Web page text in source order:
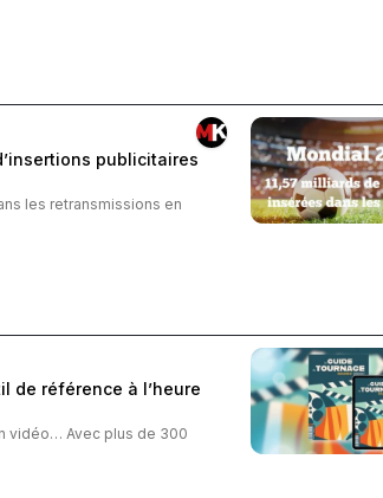
publicitaires
les retransmissions en
de référence à l’heure
vidéo… Avec plus de 300